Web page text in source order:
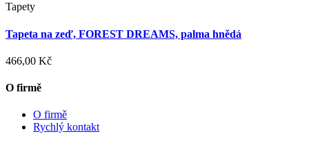
Tapety
Tapeta na zeď, FOREST DREAMS, palma hnědá
466,00 Kč
O firmě
O firmě
Rychlý kontakt